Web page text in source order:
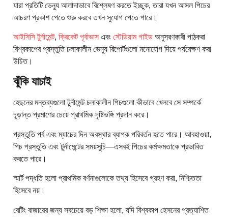
যারা প্রতিটি ভেন্যু আলাদাভাবে বিশ্লেষণ করতে ইচ্ছুক, তারা যখন আসল পিচের
আচরণ প্রকাশ পেতে শুরু করবে তখন সুযোগ পেতে পারে।
আইসিসি টুর্নামেন্ট, ক্রিকেট পূর্বাভাস এবং স্টেডিয়াম গাইড অনুসরণকারী পাঠকরা
বিশ্বকাপের প্রস্তুতি চলাকালীন ভেন্যু রিপোর্টগুলো মনোযোগ দিয়ে পর্যবেক্ষণ করা
উচিত।
ঝুঁকি যাচাই
হেছনের মন্তব্যগুলো টুর্নামেন্ট চলাকালীন পিচগুলো কীভাবে খেলবে সে সম্পর্কে
চূড়ান্ত প্রমাণের চেয়ে প্রাথমিক দৃষ্টিভঙ্গি প্রদান করে।
প্রস্তুতি পর্ব এবং ম্যাচের দিন অবস্থার ব্যাপক পরিবর্তন হতে পারে। আবহাওয়া,
পিচ প্রস্তুতি এবং টুর্নামেন্টের সময়সূচি—এসবই পিচের কর্মক্ষমতাকে প্রভাবিত
করতে পারে।
স্মার্ট পদ্ধতি হলো প্রাথমিক বর্ণনাগুলোকে তথ্য হিসেবে গ্রহণ করা, নিশ্চিততা
হিসেবে নয়।
বেটিং বাজারের জন্য সবচেয়ে বড় শিক্ষা হলো, যদি বিশ্বকাপ হেসনের প্রত্যাশিত